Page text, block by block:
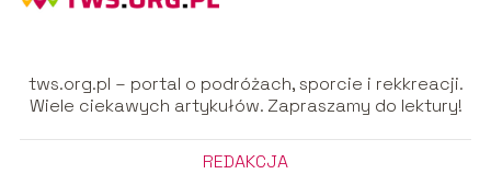
tws.org.pl – portal o podróżach, sporcie i rekkreacji.
Wiele ciekawych artykułów. Zapraszamy do lektury!
REDAKCJA